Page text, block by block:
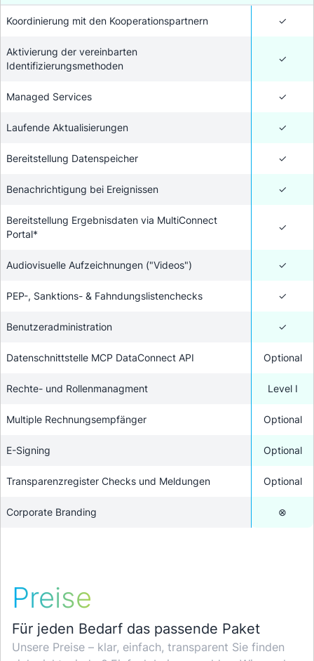
Koordinierung mit den Kooperationspartnern ✓
Aktivierung der vereinbarten
Identifizierungsmethoden
✓
Managed Services ✓
Laufende Aktualisierungen ✓
Bereitstellung Datenspeicher ✓
Benachrichtigung bei Ereignissen ✓
Bereitstellung Ergebnisdaten via MultiConnect
Portal*
✓
Audiovisuelle Aufzeichnungen ("Videos") ✓
PEP-, Sanktions- & Fahndungslistenchecks ✓
Benutzeradministration ✓
Datenschnittstelle MCP DataConnect API Optional
Rechte- und Rollenmanagment Level I
Multiple Rechnungsempfänger Optional
E-Signing Optional
Transparenzregister Checks und Meldungen Optional
Corporate Branding ⊗
Preise
Für jeden Bedarf das passende Paket
Unsere Preise – klar, einfach, transparent Sie finden